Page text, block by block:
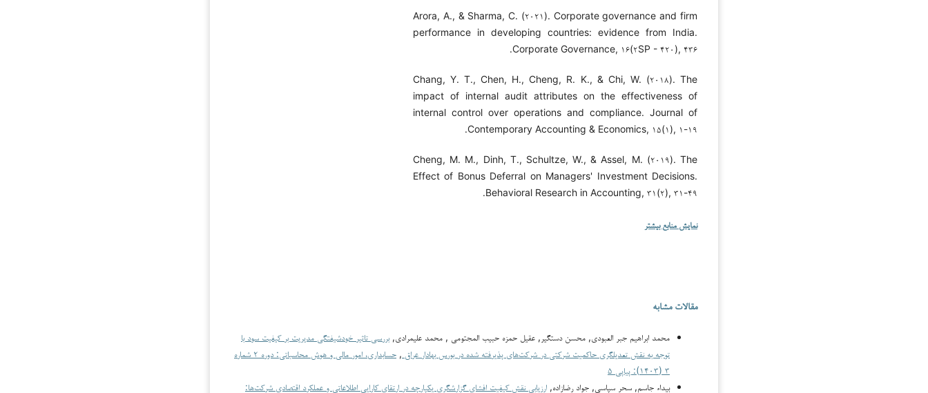
Arora, A., & Sharma, C. (۲۰۲۱). Corporate governance and firm
performance in developing countries: evidence from India.
Corporate Governance, ۱۶(۲SP - ۴۲۰), ۴۳۶.
Chang, Y. T., Chen, H., Cheng, R. K., & Chi, W. (۲۰۱۸). The
impact of internal audit attributes on the effectiveness of
internal control over operations and compliance. Journal of
Contemporary Accounting & Economics, ۱۵(۱), ۱-۱۹.
Cheng, M. M., Dinh, T., Schultze, W., & Assel, M. (۲۰۱۹). The
Effect of Bonus Deferral on Managers' Investment Decisions.
Behavioral Research in Accounting, ۳۱(۲), ۳۱-۴۹.
نمایش منابع بیشتر
مقالات مشابه
محمد ابراهیم جبر العبودی, محسن دستگیر, عقیل حمزه حبیب المجتومى , محمد علیمرادی,بررسی تاثیر خودشیفتگی مدیریت بر کیفیت سود با
توجه به نقش تعدیلگری حاکمیت شرکتی در شرکت‌های پذیرفته شده در بورس بهادار عراق ,
حسابداری، امور مالی و هوش محاسباتی: دوره ۲ شماره
۳ (۱۴۰۳): پیاپی ۵
بیداء جاسم, سحر سپاسی, جواد رضازاده, ارزیابی نقش کیفیت افشای گزارشگری یکپارچه در ارتقای کارایی اطلاعاتی و عملکرد اقتصادی شرکت‌ها: